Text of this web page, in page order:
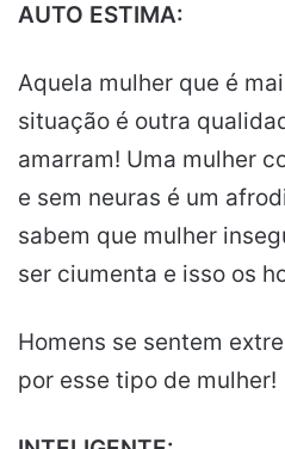
AUTO ESTIMA:
Aquela mulher que é
situação é outra
amarram! Uma mulher
e sem neuras é um
sabem que mulher
ser ciumenta e isso os
Homens se sentem
por esse tipo de mulher!